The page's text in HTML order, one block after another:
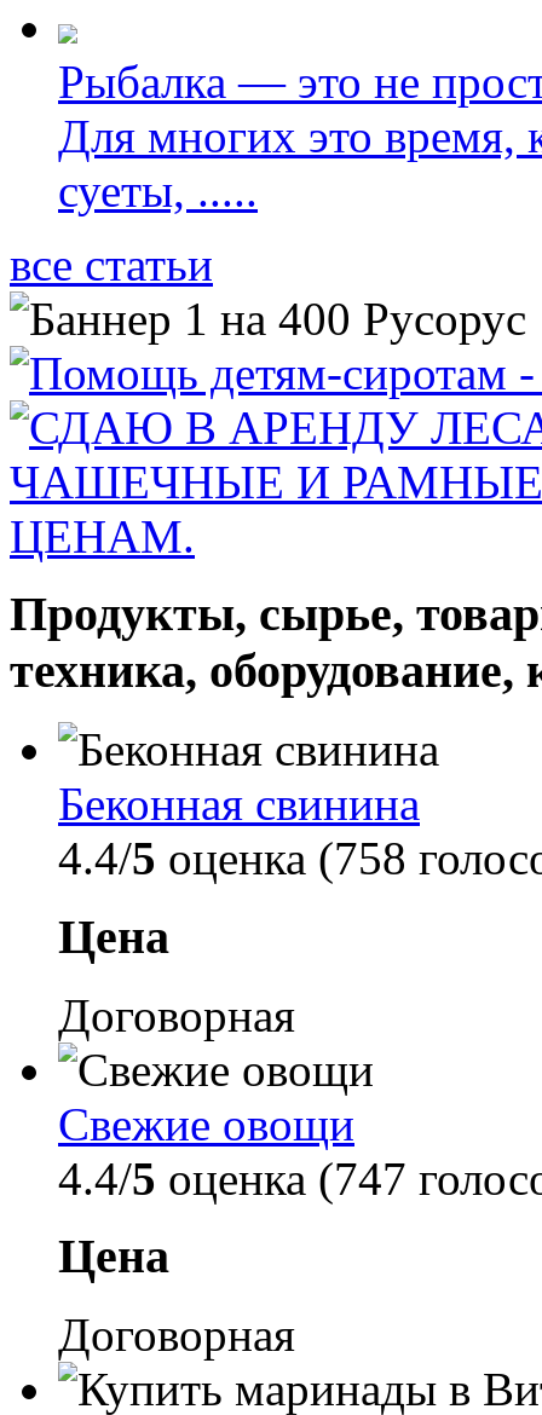
Рыбалка — это не
Для многих это время,
суеты, .....
все статьи
Продукты, сырье,
техника,
Беконная свинина
4.4/5 оценка (758
Цена
Договорная
Свежие овощи
4.4/5 оценка (747
Цена
Договорная